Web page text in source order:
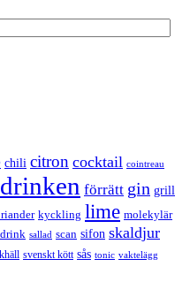
chili citron cocktail cointreau
förrätt gin grill
kyckling lime molekylär
sallad scan sifon skaldjur
svenskt kött sås tonic vaktelägg